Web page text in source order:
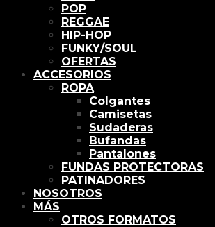
POP
REGGAE
HIP-HOP
FUNKY/SOUL
OFERTAS
ACCESORIOS
ROPA
Colgantes
Camisetas
Sudaderas
Bufandas
Pantalones
FUNDAS PROTECTORAS
PATINADORES
NOSOTROS
MÁS
OTROS FORMATOS